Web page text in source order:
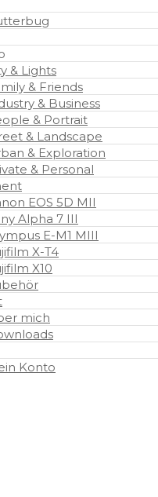
& Lights
& Friends
& Business
& Portrait
& Landscape
& Exploration
& Personal
EOS 5D MII
Alpha 7 III
E-M1 MIII
X-T4
X10
mich
Konto